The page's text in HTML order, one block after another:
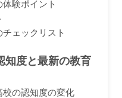
験ポイント
ェックリスト
知度と最新の教育
の認知度の変化